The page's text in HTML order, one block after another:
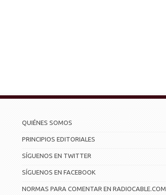
QUIÉNES SOMOS
PRINCIPIOS EDITORIALES
SÍGUENOS EN TWITTER
SÍGUENOS EN FACEBOOK
NORMAS PARA COMENTAR EN RADIOCABLE.COM